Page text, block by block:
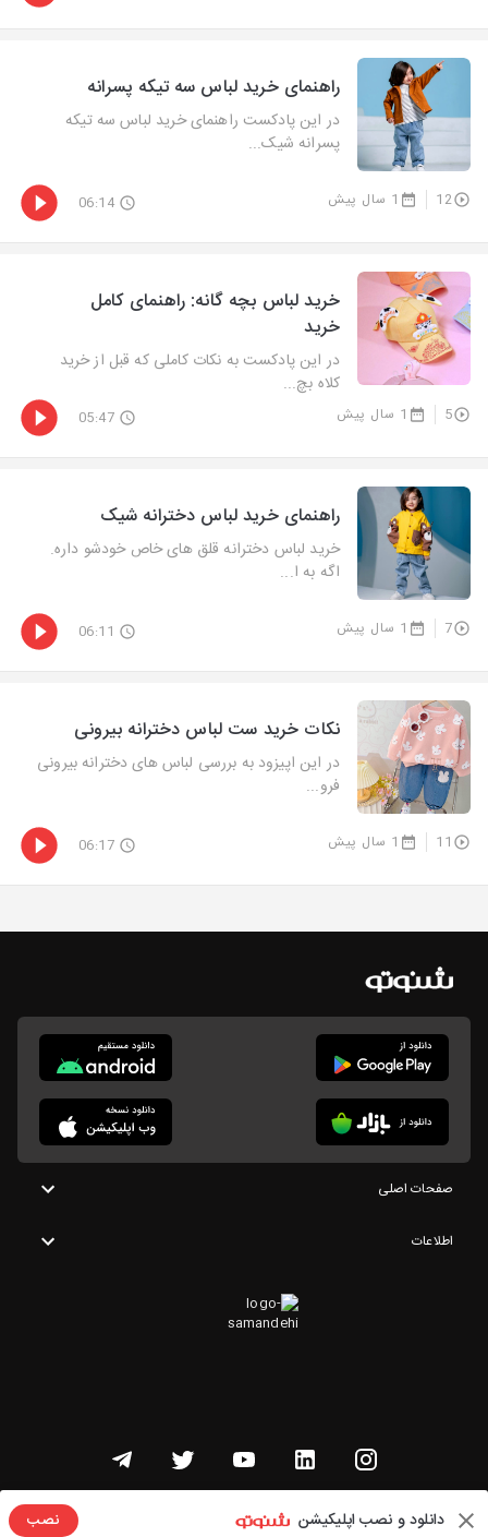
راهنمای خرید لباس سه تیکه پسرانه
در این پادکست راهنمای خرید لباس سه تیکه
پسرانه شیک...
12 1 سال پیش 06:14
خرید لباس بچه گانه: راهنمای کامل
خرید
در این پادکست به نکات کاملی که قبل از خرید
کلاه بچ...
5 1 سال پیش 05:47
راهنمای خرید لباس دخترانه شیک
خرید لباس دخترانه قلق های خاص خودشو داره.
اگه به ا...
7 1 سال پیش 06:11
نکات خرید ست لباس دخترانه بیرونی
در این اپیزود به بررسی لباس های دخترانه بیرونی
فرو...
11 1 سال پیش 06:17
دانلود و نصب اپلیکیشن نصب
صفحات اصلی
اطلاعات
تمامی حقوق این وبسایت متعلق به شنوتو است